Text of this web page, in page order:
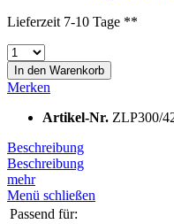
Lieferzeit 7-10 Tage **
In den Warenkorb
Merken
Artikel-Nr. ZLP300/
Beschreibung
Beschreibung
mehr
Menü schließen
Passend für: